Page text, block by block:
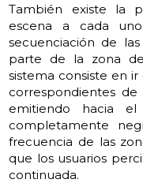
También existe la
escena a cada
secuenciación de
parte de la zona
sistema consiste en
correspondientes
emitiendo hacia
completamente
frecuencia de las
que los usuarios
continuada.